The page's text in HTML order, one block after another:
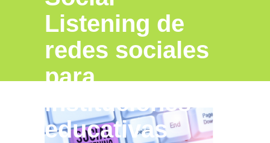
Listening de
redes sociales
para
instituciones
educativas